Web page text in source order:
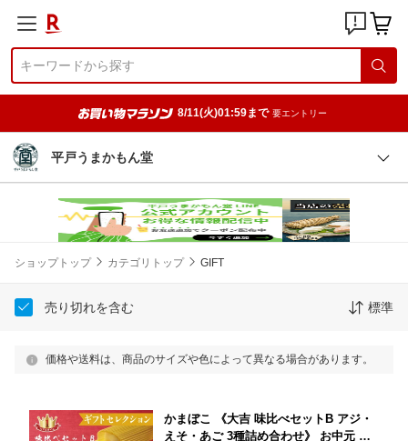
8/11(火)01:59まで 要エントリー
平戸うまかもん堂
ショップトップ カテゴリトップ GIFT
売り切れを含む 標準
価格や送料は、商品のサイズや色によって異なる場合があります。
かまぼこ 《大吉 味比べセットB アジ・
えそ・あご 3種詰め合わせ》 お中元 御